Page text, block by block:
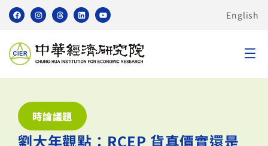
English
時論議題
劉大年觀點：RCEP 貨真價實還是